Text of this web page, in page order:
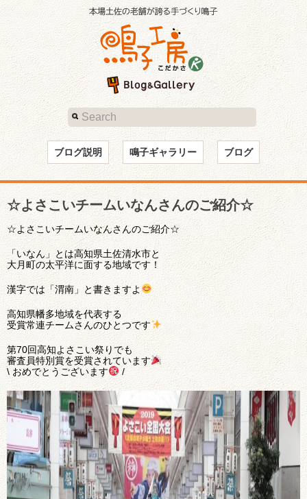
ブログ説明 鳴子ギャラリー ブログ
☆よさこいチームいなんさんのご紹介☆
☆よさこいチームいなんさんのご紹介☆
「いなん」とは高知県土佐清水市と
大月町の太平洋に面する地域です！
漢字では「渭南」と書きますよ
高知県幡多地域を代表する
受賞常連チームさんのひとつです
第70回高知よさこい祭りでも
審査員特別賞を受賞されています
\ おめでとうございます
/